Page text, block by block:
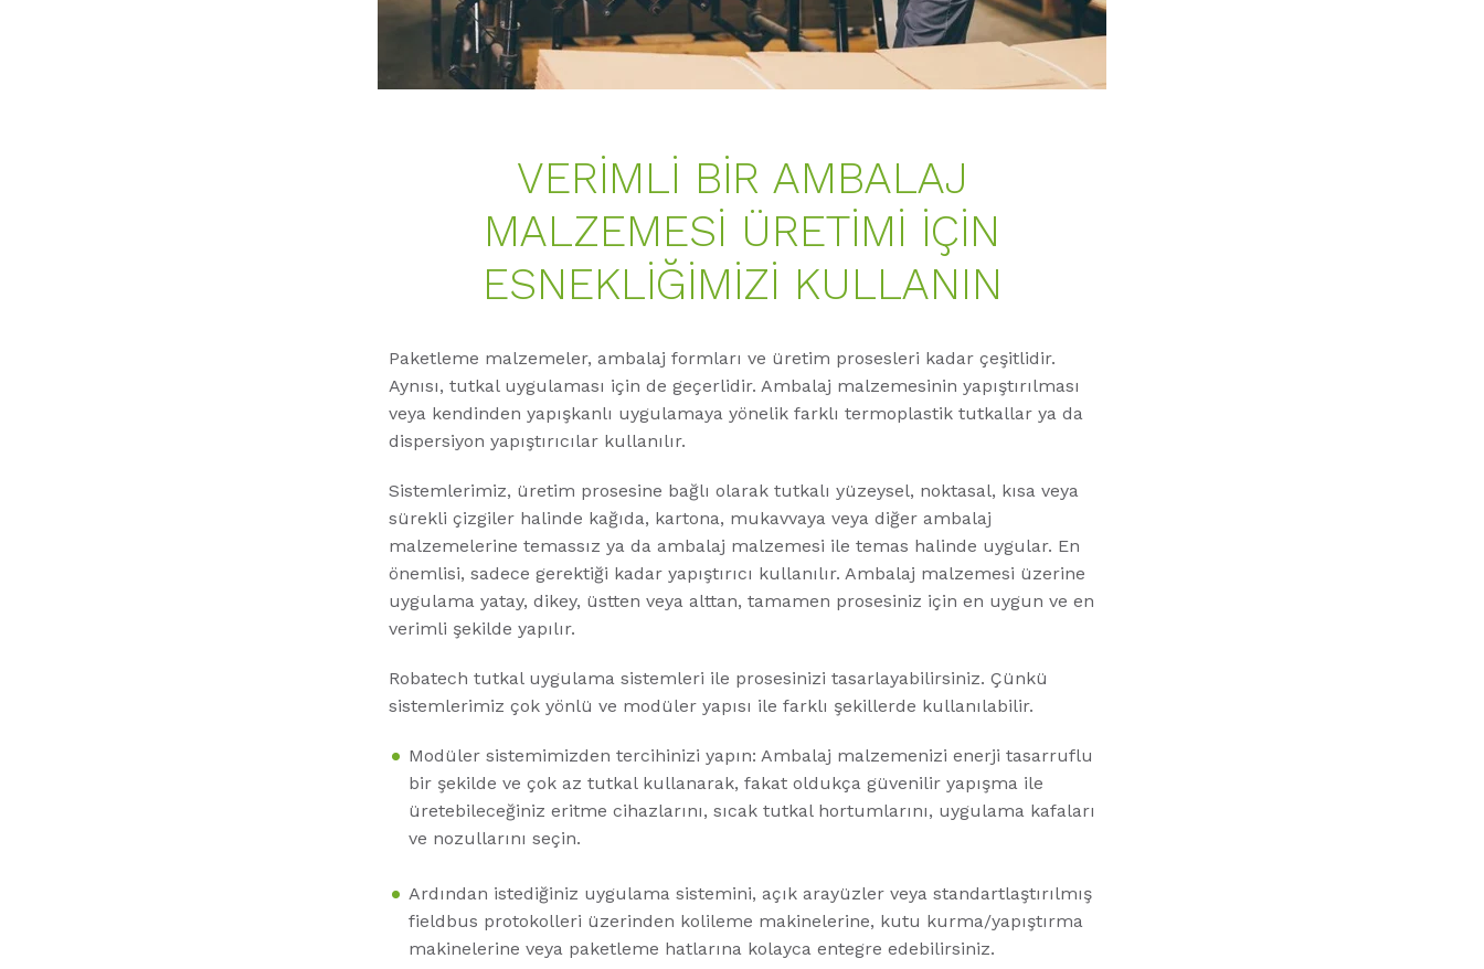
VERIMLI BIR AMBALAJ
MALZEMESI ÜRETIMI IÇIN
ESNEKLIĞIMIZI KULLANIN
Paketleme malzemeler, ambalaj formları ve üretim prosesleri kadar çeşitlidir.
Aynısı, tutkal uygulaması için de geçerlidir. Ambalaj malzemesinin yapıştırılması
veya kendinden yapışkanlı uygulamaya yönelik farklı termoplastik tutkallar ya da
dispersiyon yapıştırıcılar kullanılır.
Sistemlerimiz, üretim prosesine bağlı olarak tutkalı yüzeysel, noktasal, kısa veya
sürekli çizgiler halinde kağıda, kartona, mukavvaya veya diğer ambalaj
malzemelerine temassız ya da ambalaj malzemesi ile temas halinde uygular. En
önemlisi, sadece gerektiği kadar yapıştırıcı kullanılır. Ambalaj malzemesi üzerine
uygulama yatay, dikey, üstten veya alttan, tamamen prosesiniz için en uygun ve en
verimli şekilde yapılır.
Robatech tutkal uygulama sistemleri ile prosesinizi tasarlayabilirsiniz. Çünkü
sistemlerimiz çok yönlü ve modüler yapısı ile farklı şekillerde kullanılabilir.
Modüler sistemimizden tercihinizi yapın: Ambalaj malzemenizi enerji tasarruflu
bir şekilde ve çok az tutkal kullanarak, fakat oldukça güvenilir yapışma ile
üretebileceğiniz eritme cihazlarını, sıcak tutkal hortumlarını, uygulama kafaları
ve nozullarını seçin.
Ardından istediğiniz uygulama sistemini, açık arayüzler veya standartlaştırılmış
fieldbus protokolleri üzerinden kolileme makinelerine, kutu kurma/yapıştırma
makinelerine veya paketleme hatlarına kolayca entegre edebilirsiniz.